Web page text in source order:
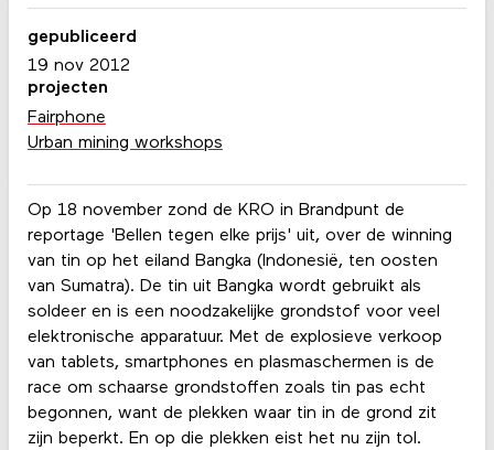
Op 18 november zond de KRO in Brandpunt de
reportage 'Bellen tegen elke prijs' uit, over de winning
van tin op het eiland Bangka (Indonesië, ten oosten
van Sumatra). De tin uit Bangka wordt gebruikt als
soldeer en is een noodzakelijke grondstof voor veel
elektronische apparatuur. Met de explosieve verkoop
van tablets, smartphones en plasmaschermen is de
race om schaarse grondstoffen zoals tin pas echt
begonnen, want de plekken waar tin in de grond zit
zijn beperkt. En op die plekken eist het nu zijn tol.
gepubliceerd
19 nov 2012
projecten
Fairphone
Urban mining workshops